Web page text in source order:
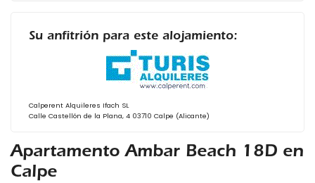
Apartamento Ambar Beach 18D en
Calpe
Su anfitrión para este alojamiento:
Calperent Alquileres Ifach SL
Calle Castellón de la Plana, 4 03710 Calpe (Alicante)